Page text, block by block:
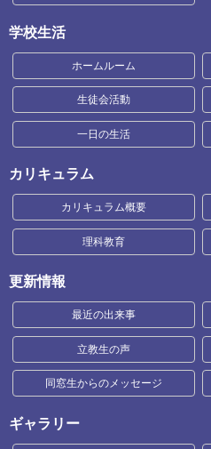
学校生活
ホームルーム
生徒会活動
一日の生活
カリキュラム
カリキュラム概要
理科教育
更新情報
最近の出来事
立教生の声
同窓生からのメッセージ
ギャラリー